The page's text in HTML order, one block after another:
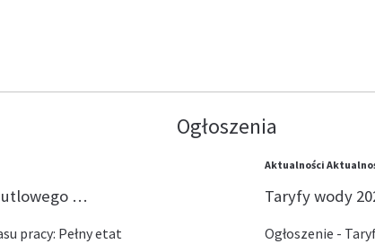
Ogłoszenia
…
pracy: Pełny etat
Aktualności
Taryfy wody
Ogłoszenie -